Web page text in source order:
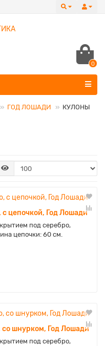
0
ГОД ЛОШАДИ КУЛОНЫ
цепочкой, Год Лошади
под серебро,
цепочки: 60 см.
со шнурком, Год Лошади
под серебро,